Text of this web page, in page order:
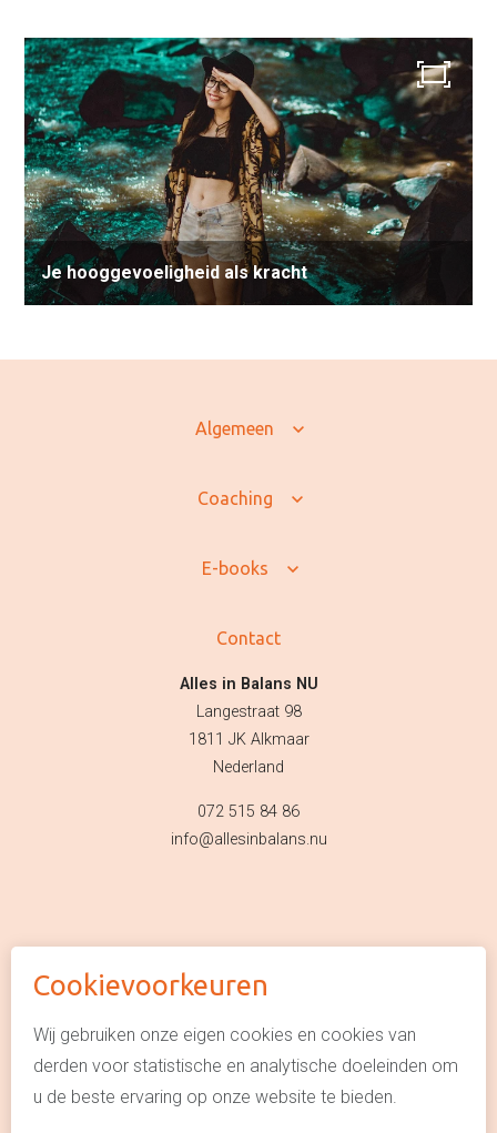
Je hooggevoeligheid als kracht
Algemeen
Coaching
E-books
Contact
Alles in Balans NU
Langestraat 98
1811 JK Alkmaar
Nederland
072 515 84 86
info@allesinbalans.nu
© Alles in Balans NU
Algemene voorwaarden
Privacyverklaring
Cookie policy
Cookievoorkeuren
Wij gebruiken onze eigen cookies en cookies van
derden voor statistische en analytische doeleinden om
u de beste ervaring op onze website te bieden.